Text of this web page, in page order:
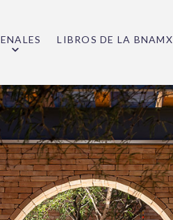
LIBROS DE LA BNAMX